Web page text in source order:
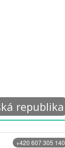
republika
+420 607 305 140